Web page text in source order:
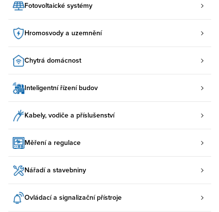
Fotovoltaické systémy
Hromosvody a uzemnění
Chytrá domácnost
Inteligentní řízení budov
Kabely, vodiče a příslušenství
Měření a regulace
Nářadí a stavebniny
Ovládací a signalizační přístroje